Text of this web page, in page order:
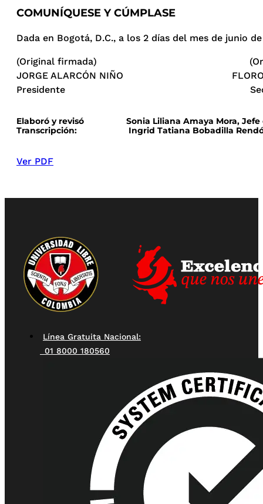
COMUNÍQUESE Y CÚMPLASE
Dada en Bogotá, D.C., a los 2 días del mes de junio
(Original firmada) (Original
JORGE ALARCÓN NIÑO FLORO
Presidente Secretario
Elaboró y revisó Sonia Liliana Amaya Mora, Jefe
Transcripción: Ingrid Tatiana Bobadilla Rendón,
Ver PDF
Línea Gratuita Nacional:
01 8000 180560